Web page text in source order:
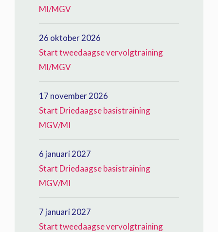
MI/MGV
26 oktober 2026
Start tweedaagse vervolgtraining
MI/MGV
17 november 2026
Start Driedaagse basistraining
MGV/MI
6 januari 2027
Start Driedaagse basistraining
MGV/MI
7 januari 2027
Start tweedaagse vervolgtraining